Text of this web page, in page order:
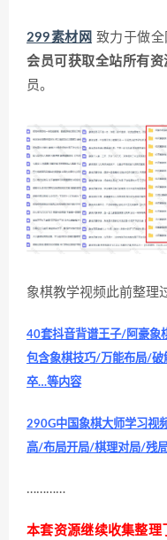
299素材网 致力于做
会员可获取全站所有资
员。
象棋教学视频此前整理
40套抖音背谱王子/阿豪象
包含象棋技巧/万能布局/
卒…等内容
290G中国象棋大师学习视
高/布局开局/棋理对局/残
…………
本套资源继续收集整